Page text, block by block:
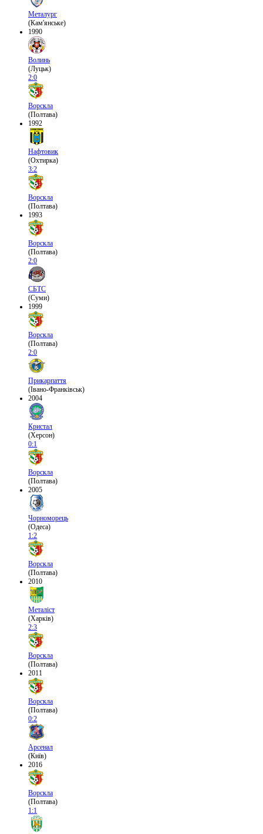
Металург
(Кам'янське)
1990
Волинь
(Луцьк)
2:0
Ворскла
(Полтава)
1992
Нафтовик
(Охтирка)
3:2
Ворскла
(Полтава)
1993
Ворскла
(Полтава)
2:0
СБТС
(Суми)
1999
Ворскла
(Полтава)
2:0
Прикарпаття
(Івано-Франківськ)
2004
Кристал
(Херсон)
0:1
Ворскла
(Полтава)
2005
Чорноморець
(Одеса)
1:2
Ворскла
(Полтава)
2010
Металіст
(Харків)
2:3
Ворскла
(Полтава)
2011
Ворскла
(Полтава)
0:2
Арсенал
(Київ)
2016
Ворскла
(Полтава)
1:1